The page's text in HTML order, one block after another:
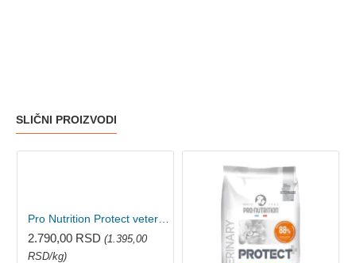
SLIČNI PROIZVODI
2.790,00 RSD (1.395,00
RSD/kg)